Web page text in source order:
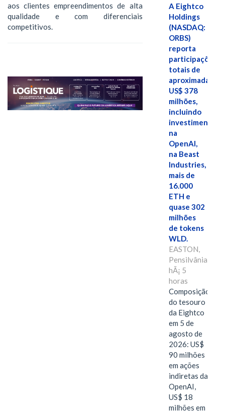
aos clientes empreendimentos de alta
qualidade e com diferenciais
competitivos.
A Eightco
Holdings
(NASDAQ:
ORBS)
reporta
participações
totais de
US$ 378
milhões,
incluindo
investimentos
na
OpenAI,
na Beast
Industries,
mais de
16.000
ETH e
quase 302
milhões
de tokens
WLD.
EASTON,
Pensilvânia,
hÃ¡ 5
horas
Composição
do tesouro
da Eightco
em 5 de
agosto de
2026: US$
90 milhões
em ações
indiretas da
OpenAI,
US$ 18
milhões em